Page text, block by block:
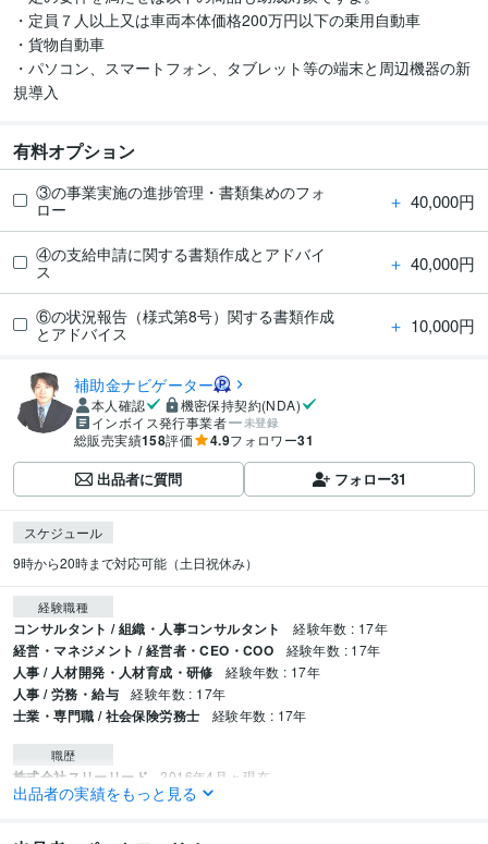
・定員７人以上又は車両本体価格200万円以下の乗用自動車
・貨物自動車
・パソコン、スマートフォン、タブレット等の端末と周辺機器の新
有料オプション
③の事業実施の進捗管理・書類集めのフォ
ロー
＋ 40,000円
④の支給申請に関する書類作成とアドバイ
ス
＋ 40,000円
⑥の状況報告（様式第8号）関する書類作成
とアドバイス
＋ 10,000円
補助金ナビゲーター
本人確認
機密保持契約(NDA)
インボイス発行事業者
未登録
総販売実績158評価 4.9フォロワー31
出品者に質問 フォロー31
スケジュール
9時から20時まで対応可能（土日祝休み）
経験職種
コンサルタント / 組織・人事コンサルタント 経験年数 : 17年
経営・マネジメント / 経営者・CEO・COO 経験年数 : 17年
人事 / 人材開発・人材育成・研修 経験年数 : 17年
人事 / 労務・給与 経験年数 : 17年
士業・専門職 / 社会保険労務士 経験年数 : 17年
職歴
株式会社スリーリード 2016年4月 ~ 現在
⼩規模事業者持続化補助⾦活⽤相談会オンラインセミナー
出品者の実績をもっと見る